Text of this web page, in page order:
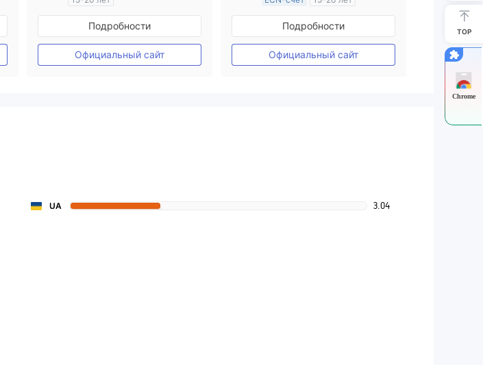
Регулирование в Австралия
Маркет-Мейкинг (MM)
Основной стандарт MT4
Подробности
Официальный сайт
Регулирование в Австралия
Маркет-Мейкинг (MM)
Основной стандарт MT4
Подробности
Официальный сайт
UA 3.04
TOP
Chrome